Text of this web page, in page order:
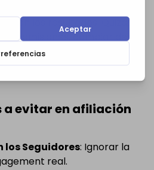
en los resultados. Quizás
comisiones, cambiar de
el tipo de contenido
a evitar en afiliación
los Seguidores: Ignorar la
real.